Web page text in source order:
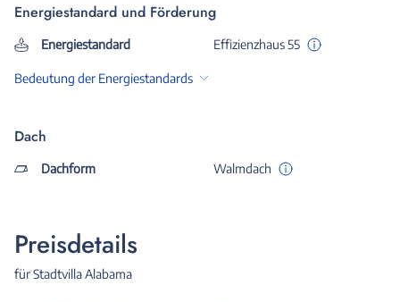
Energiestandard und Förderung
Energiestandard Effizienzhaus 55
Bedeutung der Energiestandards
Dach
Dachform Walmdach
Preisdetails
für Stadtvilla Alabama